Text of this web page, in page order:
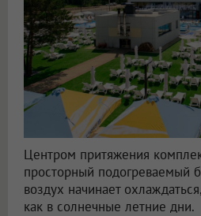
Центром притяжения
просторный подогреваемый
воздух начинает
как в солнечные летние дни.